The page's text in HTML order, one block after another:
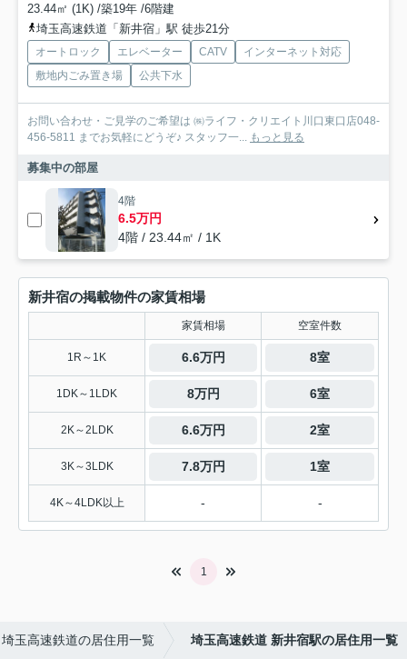
23.44㎡ (1K) /築19年 /6階建
埼玉高速鉄道「新井宿」駅 徒歩21分
オートロック エレベーター CATV
インターネット対応
敷地内ごみ置き場
公共下水
お問い合わせ・ご見学のご希望は ㈱ライフ・クリエイト川口東口店048-
456-5811 までお気軽にどうぞ♪ スタッフ一... もっと見る
募集中の部屋
4階
6.5万円
4階 / 23.44㎡ / 1K
新井宿の掲載物件の家賃相場
家賃相場 空室件数
1R～1K 6.6万円 8室
1DK～1LDK 8万円 6室
2K～2LDK 6.6万円 2室
3K～3LDK 7.8万円 1室
4K～4LDK以上 - -
1
埼玉高速鉄道の居住用一覧 埼玉高速鉄道 新井宿駅の居住用一覧